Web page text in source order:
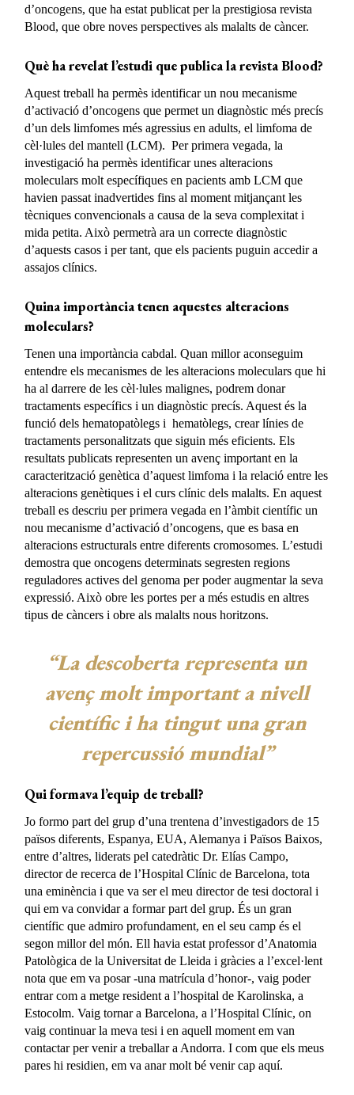
d’oncogens, que ha estat publicat per la prestigiosa revista
Blood, que obre noves perspectives als malalts de càncer.
Què ha revelat l’estudi que publica la revista Blood?
Aquest treball ha permès identificar un nou mecanisme
d’activació d’oncogens que permet un diagnòstic més precís
d’un dels limfomes més agressius en adults, el limfoma de
cèl·lules del mantell (LCM). Per primera vegada, la
investigació ha permès identificar unes alteracions
moleculars molt específiques en pacients amb LCM que
havien passat inadvertides fins al moment mitjançant les
tècniques convencionals a causa de la seva complexitat i
mida petita. Això permetrà ara un correcte diagnòstic
d’aquests casos i per tant, que els pacients puguin accedir a
assajos clínics.
Quina importància tenen aquestes alteracions
moleculars?
Tenen una importància cabdal. Quan millor aconseguim
entendre els mecanismes de les alteracions moleculars que hi
ha al darrere de les cèl·lules malignes, podrem donar
tractaments específics i un diagnòstic precís. Aquest és la
funció dels hematopatòlegs i hematòlegs, crear línies de
tractaments personalitzats que siguin més eficients. Els
resultats publicats representen un avenç important en la
caracterització genètica d’aquest limfoma i la relació entre les
alteracions genètiques i el curs clínic dels malalts. En aquest
treball es descriu per primera vegada en l’àmbit científic un
nou mecanisme d’activació d’oncogens, que es basa en
alteracions estructurals entre diferents cromosomes. L’estudi
demostra que oncogens determinats segresten regions
reguladores actives del genoma per poder augmentar la seva
expressió. Això obre les portes per a més estudis en altres
tipus de càncers i obre als malalts nous horitzons.
“La descoberta representa un
avenç molt important a nivell
científic i ha tingut una gran
repercussió mundial”
Qui formava l’equip de treball?
Jo formo part del grup d’una trentena d’investigadors de 15
països diferents, Espanya, EUA, Alemanya i Països Baixos,
entre d’altres, liderats pel catedràtic Dr. Elías Campo,
director de recerca de l’Hospital Clínic de Barcelona, tota
una eminència i que va ser el meu director de tesi doctoral i
qui em va convidar a formar part del grup. És un gran
científic que admiro profundament, en el seu camp és el
segon millor del món. Ell havia estat professor d’Anatomia
Patològica de la Universitat de Lleida i gràcies a l’excel·lent
nota que em va posar -una matrícula d’honor-, vaig poder
entrar com a metge resident a l’hospital de Karolinska, a
Estocolm. Vaig tornar a Barcelona, a l’Hospital Clínic, on
vaig continuar la meva tesi i en aquell moment em van
contactar per venir a treballar a Andorra. I com que els meus
pares hi residien, em va anar molt bé venir cap aquí.